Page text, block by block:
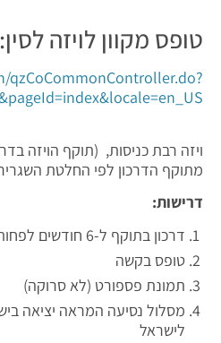
טופס מקוון לויזה לסין:
qzCoCommonController.do?
מתוקף הדרכון לפי החלטת
דרישות:
דרכון בתוקף ל-6 חודשים לפחות ועם 3 דפים ריקים
טופס בקשה
תמונת פספורט (לא סרוקה)
מסלול נסיעה המראה יציאה
לישראל